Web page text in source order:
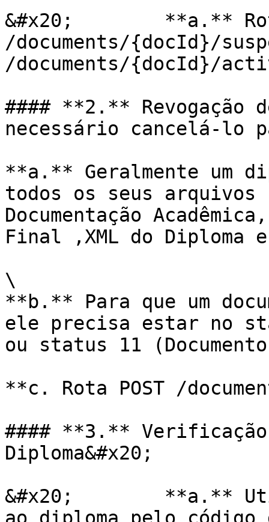
&#x20;        **a.**
/documents/{docId}/
/documents/{docId}/
#### **2.** Revogação
necessário cancelá-lo
**a.** Geralmente um
todos os seus arquivos
Documentação
Final ,XML do Diploma
\
**b.** Para que um
ele precisa estar no
ou status 11
**c. Rota POST /
#### **3.**
Diploma&#x20;
&#x20;        **a.**